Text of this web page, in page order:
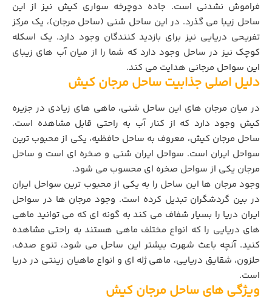
فراموش نشدنی است. جاده دوچرخه سواری کیش نیز از این
ساحل زیبا می گذرد. در این ساحل شنی (ساحل مرجان)، یک مرکز
تفریحی دریایی نیز برای بازدید کنندگان وجود دارد. یک اسکله
کوچک نیز در ساحل وجود دارد که شما را از میان آب های زیبای
این سواحل مرجانی هدایت می کند.
دلیل اصلی جذابیت ساحل مرجان کیش
در میان مرجان های این ساحل شنی، ماهی های زیادی در جزیره
کیش وجود دارد که از کنار آب به راحتی قابل مشاهده است.
ساحل مرجان کیش، معروف به ساحل حافظیه، یکی از محبوب ترین
سواحل ایران است. سواحل ایران شنی و صخره ای است و ساحل
مرجان یکی از سواحل صخره ای محسوب می شود.
وجود مرجان ها این ساحل را به یکی از محبوب ترین سواحل ایران
در بین گردشگران تبدیل کرده است. وجود مرجان ها در سواحل
ایران دریا را بسیار شفاف می کند به گونه ای که می توانید ماهی
های دریایی را که انواع مختلف ماهی هستند به راحتی مشاهده
کنید. آنچه باعث شهرت بیشتر این ساحل می شود، تنوع صدف،
حلزون، شقایق دریایی، ماهی ژله ای و انواع ماهیان زینتی در دریا
است.
ویژگی های ساحل مرجان کیش